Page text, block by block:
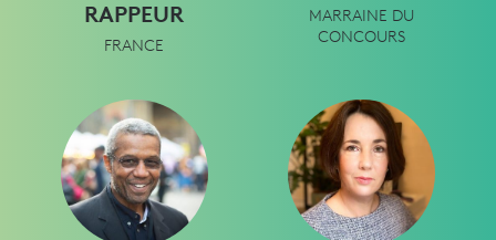
RAPPEUR
FRANCE
MARRAINE DU
CONCOURS